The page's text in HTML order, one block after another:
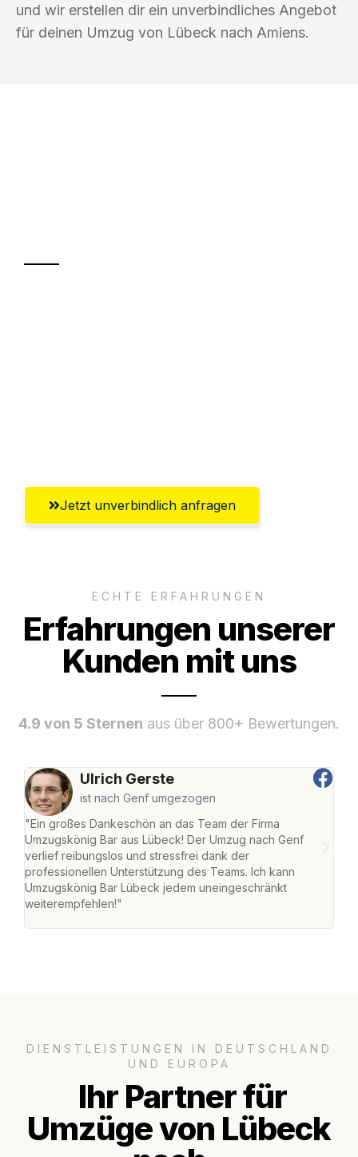
und wir erstellen dir ein unverbindliches Angebot
für deinen Umzug von Lübeck nach Amiens.
Jetzt unverbindlich anfragen
ECHTE ERFAHRUNGEN
Erfahrungen unserer
Kunden mit uns
4.9 von 5 Sternen aus über 800+ Bewertungen.
Ulrich Gerste
ist nach Genf umgezogen
"Ein großes Dankeschön an das Team der Firma
Umzugskönig Bar aus Lübeck! Der Umzug nach Genf
verlief reibungslos und stressfrei dank der
professionellen Unterstützung des Teams. Ich kann
Umzugskönig Bar Lübeck jedem uneingeschränkt
weiterempfehlen!"
DIENSTLEISTUNGEN IN DEUTSCHLAND
UND EUROPA
Ihr Partner für
Umzüge von Lübeck